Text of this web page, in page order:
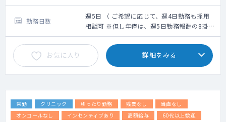
※業務内容に婦人科健診及び、読影は含まれ
ません
※業務内容に、乳房触診は含まれておりませ
ん。
・電子カルテ有（メーカー：ソフトウエアサ
ービス）
・オーダーリング有（メーカー：ソフトウエ
ンズ）
週5日勤務：730～1,610万(ご経験6年～30年
の場合)
＜モデル給与＞
※ご経験6年目の場合730万円、ご経験10年目
の場合1,040万円、ご経験20年目の場合
1,330万円、ご経験30年目の場合1,610万円
※但し、スキル等に応じてこの限りではない
※上記年俸幅は、採用面談での人物評価、業
勤務日数
週5日 （ ご希望に応じて、週4日勤務も採用
相談可 ※但し年俸は、週5日勤務報酬の8掛計
算となります ）
お気に入り 詳細をみる
常勤 クリニック ゆったり勤務 残業なし
当直なし
オンコールなし
インセンティブあり 高額給与
60代以上歓迎